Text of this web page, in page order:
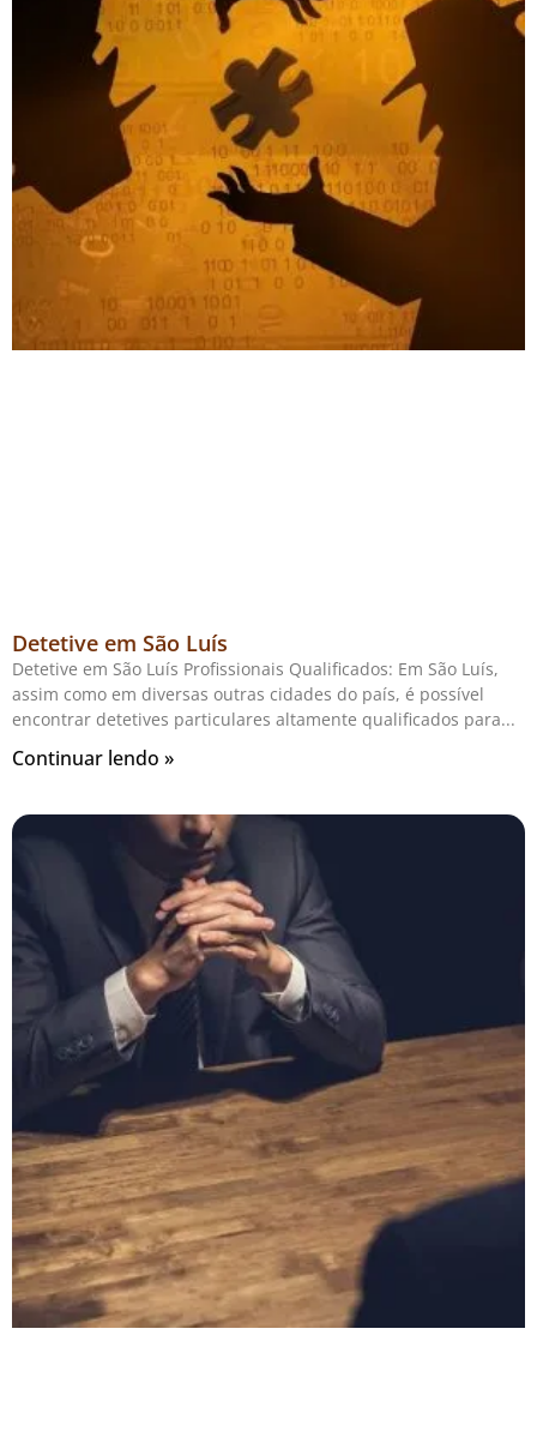
Detetive em São Luís
Detetive em São Luís Profissionais Qualificados: Em São Luís,
assim como em diversas outras cidades do país, é possível
encontrar detetives particulares altamente qualificados para
Continuar lendo »